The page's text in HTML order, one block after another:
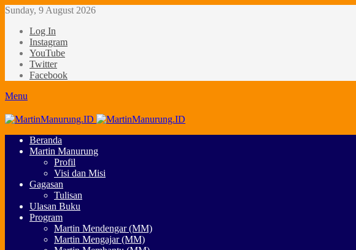
Sunday, 9 August 2026
Log In
Instagram
YouTube
Twitter
Facebook
Menu
Beranda
Martin Manurung
Profil
Visi dan Misi
Gagasan
Tulisan
Ulasan Buku
Program
Martin Mendengar (MM)
Martin Mengajar (MM)